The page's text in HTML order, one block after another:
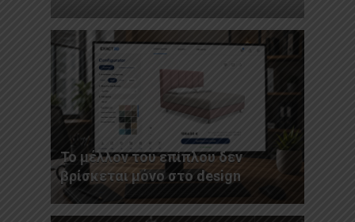
Το μέλλον του επίπλου δεν
βρίσκεται μόνο στο design